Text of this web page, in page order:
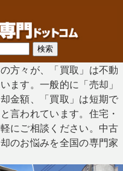
方々が、「買取」は不動
ます。一般的に「売却」
金額、「買取」は短期で
言われています。住宅・
にご相談ください。中古
のお悩みを全国の専門家